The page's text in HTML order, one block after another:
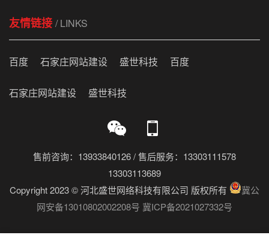
友情链接 / LINKS
百度 石家庄网站建设 盛世科技 百度
石家庄网站建设 盛世科技
售前咨询：13933840126 / 售后服务：13303111578
13303113689
Copyright 2023 © 河北盛世网络科技有限公司 版权所有
冀公
网安备13010802002208号 冀ICP备2021027332号